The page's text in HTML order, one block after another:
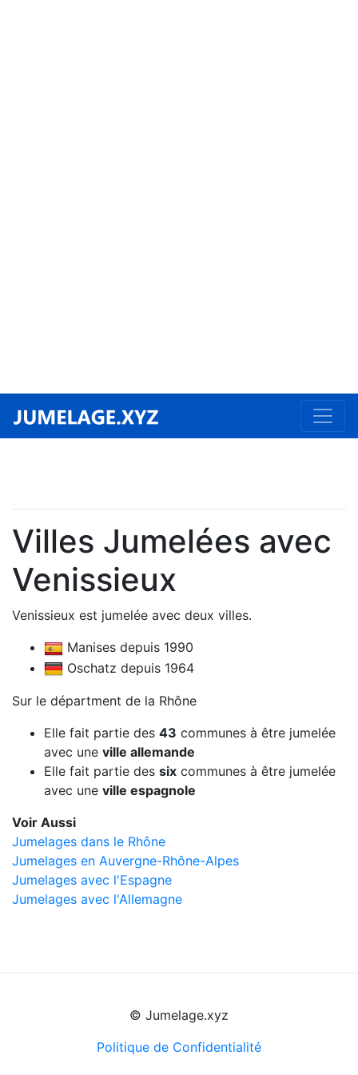
Villes Jumelées avec
Venissieux
Venissieux est jumelée avec deux villes.
Manises depuis 1990
Oschatz depuis 1964
Sur le départment de la Rhône
Elle fait partie des 43 communes à être jumelée
avec une ville allemande
Elle fait partie des six communes à être jumelée
avec une ville espagnole
Voir Aussi
Jumelages dans le Rhône
Jumelages en Auvergne-Rhône-Alpes
Jumelages avec l'Espagne
Jumelages avec l'Allemagne
© Jumelage.xyz
Politique de Confidentialité